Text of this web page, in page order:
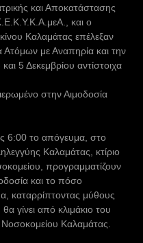
και Αποκατάστασης
και ο
Καλαμάτας επέλεξαν
με Αναπηρία και την
5 Δεκεμβρίου αντίστοιχα
στην Αιμοδοσία
6:00 το απόγευμα, στο
Καλαμάτας, κτίριο
προγραμματίζουν
και το πόσο
καταρρίπτοντας μύθους
γίνει από κλιμάκιο του
Καλαμάτας.